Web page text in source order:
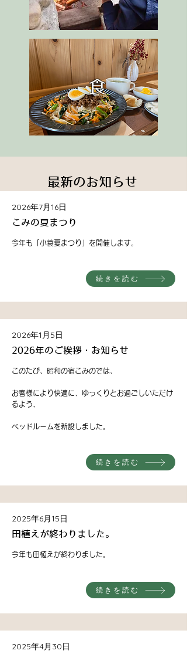
食
​最新のお知らせ
2026年7月16日
こみの夏まつり
今年も「小蓑夏まつり」を開催します。
続きを読む
2026年1月5日
2026年のご挨拶・お知らせ
このたび、昭和の宿こみのでは、
お客様により快適に、ゆっくりとお過ごしいただけ
るよう、
ベッドルームを新設しました。
続きを読む
2025年6月15日
田植えが終わりました。
今年も田植えが終わりました。
続きを読む
2025年4月30日